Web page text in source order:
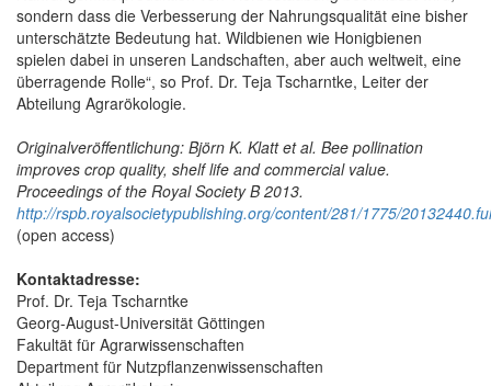
sondern dass die Verbesserung der Nahrungsqualität eine bisher
unterschätzte Bedeutung hat. Wildbienen wie Honigbienen
spielen dabei in unseren Landschaften, aber auch weltweit, eine
überragende Rolle“, so Prof. Dr. Teja Tscharntke, Leiter der
Abteilung Agrarökologie.
Originalveröffentlichung: Björn K. Klatt et al. Bee pollination
improves crop quality, shelf life and commercial value.
Proceedings of the Royal Society B 2013.
http://rspb.royalsocietypublishing.org/content/281/1775/
(open access)
Kontaktadresse:
Prof. Dr. Teja Tscharntke
Georg-August-Universität Göttingen
Fakultät für Agrarwissenschaften
Department für Nutzpflanzenwissenschaften